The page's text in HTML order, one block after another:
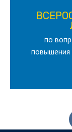
по
повышения
для